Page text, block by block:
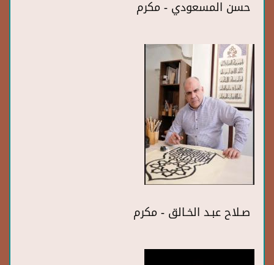
حسن المسعودي - مكرم
صـلاح عبـد الخـالق - مكرم